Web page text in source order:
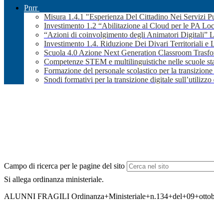
Pnrr
Misura 1.4.1 "Esperienza Del Cittadino Nei Servizi
Investimento 1.2 “Abilitazione al Cloud per le PA
“Azioni di coinvolgimento degli Animatori Digitali”
Investimento 1.4. Riduzione Dei Divari Territoriali e
Scuola 4.0 Azione Next Generation Classroom
Competenze STEM e multilinguistiche nelle scuole
Formazione del personale scolastico per la
Snodi formativi per la transizione digitale
Campo di ricerca per le pagine del sito
Si allega ordinanza ministeriale.
ALUNNI FRAGILI